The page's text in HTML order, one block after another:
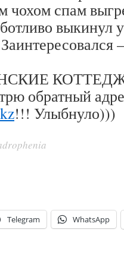
чохом спам
выкинул
обратный
!!! Улыбнуло)))
Telegram WhatsApp